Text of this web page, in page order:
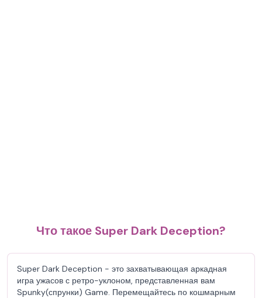
Что такое Super Dark Deception?
Super Dark Deception - это захватывающая аркадная
игра ужасов с ретро-уклоном, представленная вам
Spunky(спрунки) Game. Перемещайтесь по кошмарным